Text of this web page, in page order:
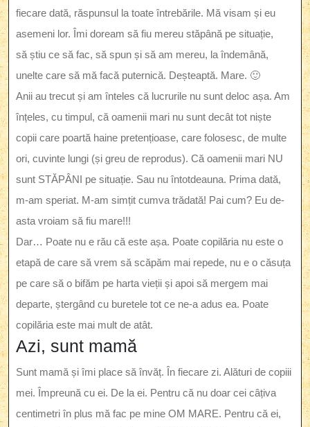
fiecare dată, răspunsul la toate întrebările. Mă visam și eu
asemeni lor. Îmi doream să fiu mereu stăpână pe situație,
să știu ce să fac, să spun și să am mereu, la îndemână,
unelte care să mă facă puternică. Deșteaptă. Mare. 🙂
Anii au trecut și am înteles că lucrurile nu sunt deloc așa. Am
înțeles, cu timpul, că oamenii mari nu sunt decât tot niște
copii care poartă haine pretențioase, care folosesc, de multe
ori, cuvinte lungi (și greu de reprodus). Că oamenii mari NU
sunt STĂPÂNI pe situație. Sau nu întotdeauna. Prima dată,
m-am speriat. M-am simțit cumva trădată! Pai cum? Eu de-
asta vroiam să fiu mare!!!
Dar… Poate nu e rău că este așa. Poate copilăria nu este o
etapă de care să vrem să scăpăm mai repede, nu e o căsuța
pe care să o bifăm pe harta vieții și apoi să mergem mai
departe, ștergând cu buretele tot ce ne-a adus ea. Poate
copilăria este mai mult de atât.
Azi, sunt mamă
Sunt mamă și îmi place să învăț. În fiecare zi. Alături de copiii
mei. Împreună cu ei. De la ei. Pentru că nu doar cei câțiva
centimetri în plus mă fac pe mine OM MARE. Pentru că ei,